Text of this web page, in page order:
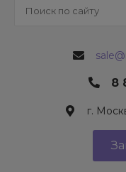
8
г.